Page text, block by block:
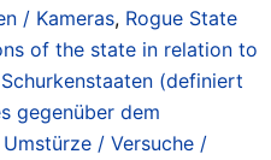
/ Kameras, Rogue State
of the state in relation to
(definiert
gegenüber dem
/ Versuche /